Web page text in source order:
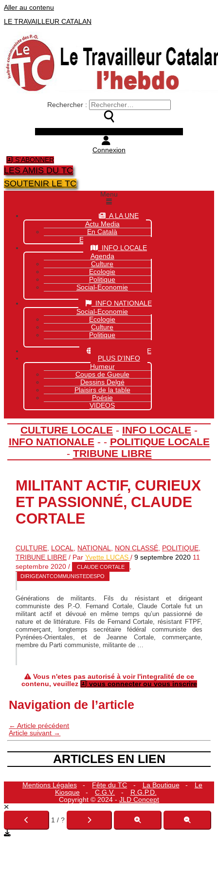
Aller au contenu
LE TRAVAILLEUR CATALAN
Rechercher :
Connexion
S'ABONNER
LES AMIS DU TC
SOUTENIR LE TC
Menu
A LA UNE
Actu Media
En Català
Exclusivité Site
INFO LOCALE
Agenda
Culture
Ecologie
Politique
Social-Economie
INFO NATIONALE
Social-Economie
Ecologie
Culture
Politique
INFO MONDIALE
PLUS D’INFO
Humeur
Coups de Gueule
Dessins Delgé
Plaisirs de la table
Poésie
VIDEOS
CULTURE LOCALE - INFO LOCALE -
INFO NATIONALE- - POLITIQUE LOCALE
- TRIBUNE LIBRE
MILITANT ACTIF, CURIEUX
ET PASSIONNÉ, CLAUDE
CORTALE
CULTURE, LOCAL, NATIONAL, NON CLASSÉ, POLITIQUE,
TRIBUNE LIBRE / ParYvette LUCAS /9 septembre 2020 11
septembre 2020 / CLAUDE CORTALE ,
DIRIGEANTCOMMUNISTEDESPO
Générations de militants. Fils du résistant et dirigeant
communiste des P.-O. Fernand Cortale, Claude Cortale fut un
militant actif et dévoué en même temps qu’un passionné de
nature et de littérature. Fils de Fernand Cortale, résistant FTPF,
commerçant, longtemps secrétaire fédéral communiste des
Pyrénées-Orientales, et de Jeanne Cortale, commerçante,
membre du Parti communiste, militante de …
Vous n'etes pas autorisé à voir l'integralité de ce
contenu, veuillez
vous connecter ou vous inscrire
Navigation de l’article
← Article précédent
Article suivant →
ARTICLES EN LIEN
Mentions Légales Fête du TC La Boutique
Le
Kiosque
C.G.V.
R.G.P.D.
Copyright © 2024 - JLD Concept
1 / ?